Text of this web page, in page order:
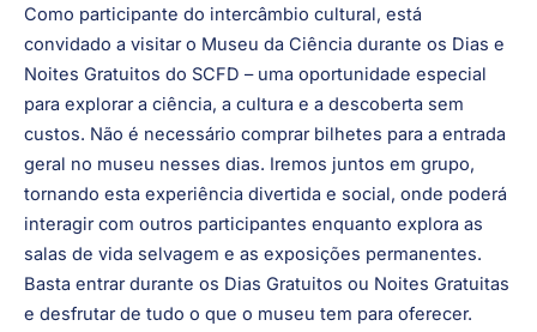
Como participante do intercâmbio cultural, está
convidado a visitar o Museu da Ciência durante os Dias e
Noites Gratuitos do SCFD – uma oportunidade especial
para explorar a ciência, a cultura e a descoberta sem
custos. Não é necessário comprar bilhetes para a entrada
geral no museu nesses dias. Iremos juntos em grupo,
tornando esta experiência divertida e social, onde poderá
interagir com outros participantes enquanto explora as
salas de vida selvagem e as exposições permanentes.
Basta entrar durante os Dias Gratuitos ou Noites Gratuitas
e desfrutar de tudo o que o museu tem para oferecer.